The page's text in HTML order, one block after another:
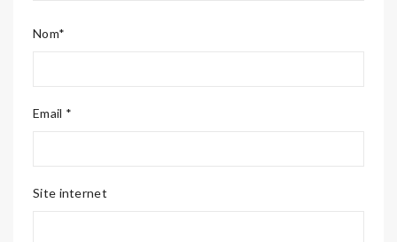
Nom*
Email *
Site internet